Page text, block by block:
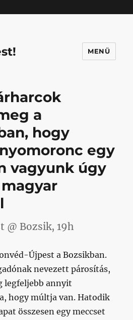
MENÜ
a
hogy
egy
vagyunk úgy
@ Bozsik, 19h
Újpest a Bozsikban.
nevezett párosítás,
legfeljebb annyit
hogy múltja van. Hatodik
összesen egy meccset